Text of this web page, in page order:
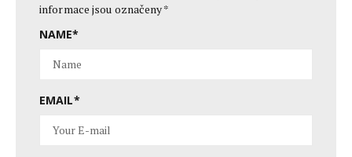
informace jsou označeny*
NAME*
EMAIL*